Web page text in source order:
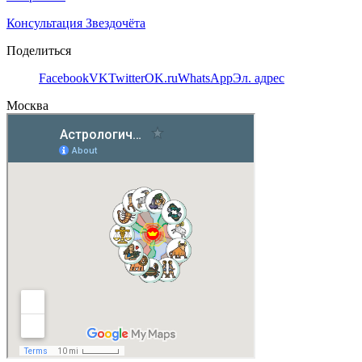
Консультация Звездочёта
Поделиться
FacebookVKTwitterOK.ruWhatsAppЭл. адрес
Москва